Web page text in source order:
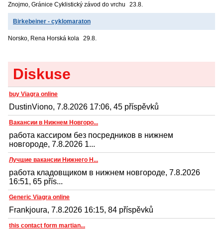
Znojmo, Gránice Cyklistický závod do vrchu 23.8.
Birkebeiner - cyklomaraton
Norsko, Rena Horská kola 29.8.
Diskuse
buy Viagra online
DustinViono, 7.8.2026 17:06, 45 příspěvků
Вакансии в Нижнем Новгоро...
работа кассиром без посредников в нижнем
новгороде, 7.8.2026 1...
Лучшие вакансии Нижнего Н...
работа кладовщиком в нижнем новгороде, 7.8.2026
16:51, 65 přís...
Generic Viagra online
Frankjoura, 7.8.2026 16:15, 84 příspěvků
this contact form martian...